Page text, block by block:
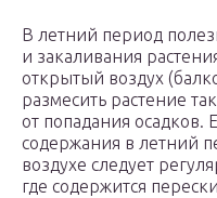
В летний период
и закаливания
открытый воздух
размесить растение
от попадания осадков.
содержания в летний
воздухе следует
где содержится